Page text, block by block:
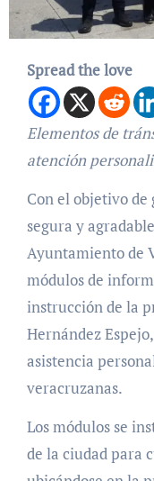
Spread the love
Elementos de tránsito y vialidad municipal ofrecen
atención
Con el objetivo
segura y
Ayuntamiento de
módulos de
instrucción de la
Hernández
asistencia
veracruzanas.
Los módulos se
de la ciudad para